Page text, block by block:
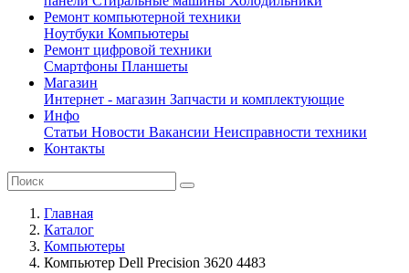
Ремонт компьютерной техники
Ноутбуки Компьютеры
Ремонт цифровой техники
Смартфоны Планшеты
Магазин
Интернет - магазин Запчасти и комплектующие
Инфо
Статьи Новости Вакансии Неисправности техники
Контакты
Главная
Каталог
Компьютеры
Компьютер Dell Precision 3620 4483